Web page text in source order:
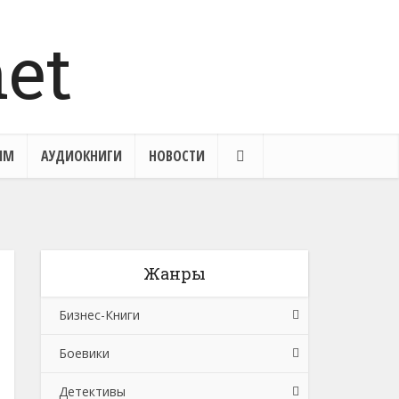
АУДИОКНИГИ НОВОСТИ
Жанры
Бизнес-Книги
Банковское дело
Бухучет, налогообложение, аудит
Боевики
Боевики: Прочее
Детективы